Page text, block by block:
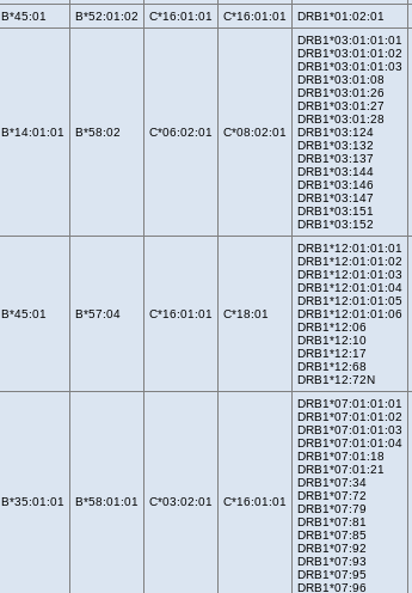
B*45:01 B*52:01:02 C*16:01:01 C*16:01:01 DRB1*01:02:01
B*14:01:01 B*58:02 C*06:02:01 C*08:02:01
DRB1*03:01:01:01
DRB1*03:01:01:02
DRB1*03:01:01:03
DRB1*03:01:08
DRB1*03:01:26
DRB1*03:01:27
DRB1*03:01:28
DRB1*03:124
DRB1*03:132
DRB1*03:137
DRB1*03:144
DRB1*03:146
DRB1*03:147
DRB1*03:151
DRB1*03:152
B*45:01 B*57:04 C*16:01:01 C*18:01
DRB1*12:01:01:01
DRB1*12:01:01:02
DRB1*12:01:01:03
DRB1*12:01:01:04
DRB1*12:01:01:05
DRB1*12:01:01:06
DRB1*12:06
DRB1*12:10
DRB1*12:17
DRB1*12:68
DRB1*12:72N
B*35:01:01 B*58:01:01 C*03:02:01 C*16:01:01
DRB1*07:01:01:01
DRB1*07:01:01:02
DRB1*07:01:01:03
DRB1*07:01:01:04
DRB1*07:01:18
DRB1*07:01:21
DRB1*07:34
DRB1*07:72
DRB1*07:79
DRB1*07:81
DRB1*07:85
DRB1*07:92
DRB1*07:93
DRB1*07:95
DRB1*07:96